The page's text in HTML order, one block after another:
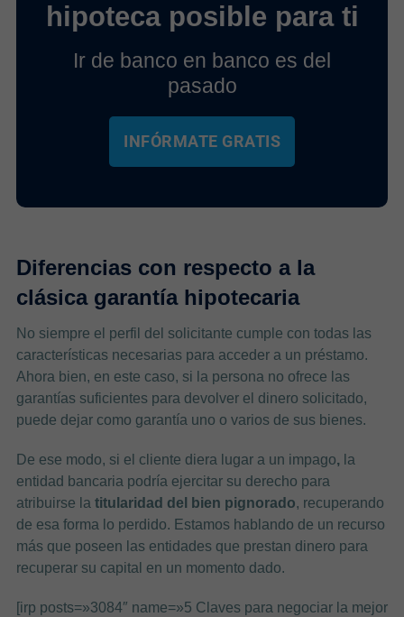
hipoteca posible para ti
Ir de banco en banco es del
pasado
INFÓRMATE GRATIS
Diferencias con respecto a la
clásica garantía hipotecaria
No siempre el perfil del solicitante cumple con todas las
características necesarias para acceder a un préstamo.
Ahora bien, en este caso, si la persona no ofrece las
garantías suficientes para devolver el dinero solicitado,
puede dejar como garantía uno o varios de sus bienes.
De ese modo, si el cliente diera lugar a un impago,la
entidad bancaria podría ejercitar su derecho para
atribuirse la titularidad del bien pignorado, recuperando
de esa forma lo perdido. Estamos hablando de un recurso
más que poseen las entidades que prestan dinero para
recuperar su capital en un momento dado.
[irp posts=»3084″ name=»5 Claves para negociar la mejor